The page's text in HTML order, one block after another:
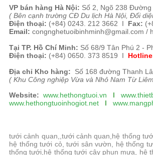
VP bán hàng Hà Nội: Số 2, Ngõ 238 Đường
( Bên cạnh trường CĐ Du lịch Hà Nội, Đối
Điện thoại: (+84) 0243. 212 3662 I Fax:
Email: congnghetuoibinhminh@gmail.com /
Tại TP. Hồ Chí Minh: Số 68/9 Tân Phú 2 -
Điện thoại: (+84) 0650. 373 8519 I
Địa chỉ Kho hàng: Số 168 đường Thanh
( Khu Công nghiệp Vừa và Nhỏ Nam Từ
Website: www.hethongtuoi.vn I
www.hethongtuoinhogiot.net
I
tưới cảnh quan,,tưới cảnh quan,hệ thống
hệ thống tưới cỏ, tưới sân vườn, hệ thống
thống tưới,hệ thống tưới cây phun mưa, hệ